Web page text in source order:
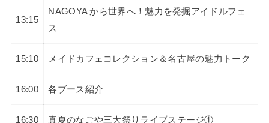
13:15
NAGOYA から世界へ！魅力を発掘アイドルフェ
ス
15:10 メイドカフェコレクション＆名古屋の魅力トーク
16:00 各ブース紹介
16:30 真夏のなごや三大祭りライブステージ①